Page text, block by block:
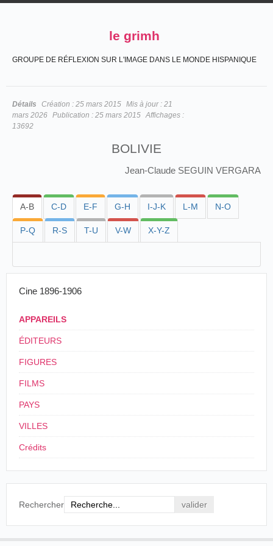
le grimh
GROUPE DE RÉFLEXION SUR L'IMAGE DANS LE MONDE HISPANIQUE
Détails Création : 25 mars 2015 Mis à jour : 21
mars 2026 Publication : 25 mars 2015 Affichages :
13692
BOLIVIE
Jean-Claude SEGUIN VERGARA
A-B C-D E-F G-H I-J-K L-M N-O
P-Q R-S T-U V-W X-Y-Z
Cine 1896-1906
APPAREILS
ÉDITEURS
FIGURES
FILMS
PAYS
VILLES
Crédits
Rechercher